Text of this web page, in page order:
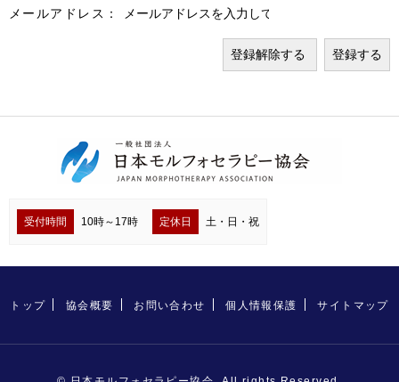
メールアドレス：
受付時間 10時～17時 定休日 土・日・祝
トップ 協会概要 お問い合わせ 個人情報保護 サイトマップ